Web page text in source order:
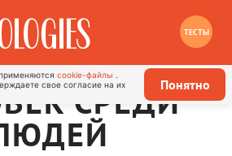
ТЕСТЫ
cookie-файлы
свое согласие на их
Понятно
СРЕДИ